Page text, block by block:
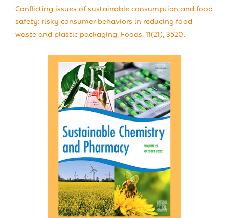
Conflicting issues of sustainable consumption and food
safety: risky consumer behaviors in reducing food
waste and plastic packaging. Foods, 11(21), 3520.